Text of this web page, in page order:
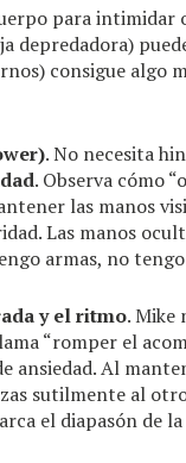
para
depredadora)
consigue algo
. No necesita
. Observa cómo
las manos
Las manos
armas, no tengo
y el ritmo. Mike
“romper el
ansiedad. Al
sutilmente al
el diapasón de